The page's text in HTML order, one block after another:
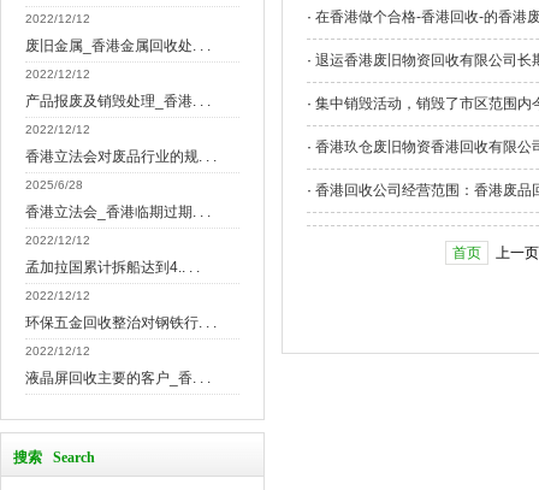
2022/12/12
废旧金属_香港金属回收处. . .
2022/12/12
产品报废及销毁处理_香港. . .
2022/12/12
香港立法会对废品行业的规. . .
2025/6/28
香港立法会_香港临期过期. . .
2022/12/12
孟加拉国累计拆船达到4.. . .
2022/12/12
环保五金回收整治对钢铁行. . .
2022/12/12
液晶屏回收主要的客户_香. . .
搜索 Search
· 在香港做个合格-香港回收-的香港
· 退运香港废旧物资回收有限公司
· 集中销毁活动，销毁了市区范围
· 香港玖仓废旧物资香港回收有限
· 香港回收公司经营范围：香港废
首页 上一